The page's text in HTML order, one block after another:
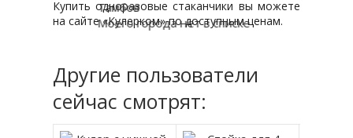
Купить одноразовые стаканчики вы можете
на сайте «Кулерком» по доступным ценам.
Другие пользователи
сейчас смотрят:
Тамбов
Моего города нет в списке